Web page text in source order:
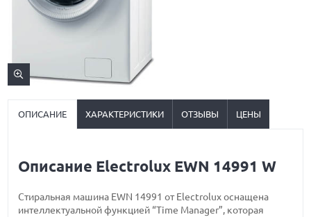
ОПИСАНИЕ ХАРАКТЕРИСТИКИ ОТЗЫВЫ ЦЕНЫ
Описание Electrolux EWN 14991 W
Стиральная машина EWN 14991 от Electrolux оснащена
интеллектуальной функцией “Time Manager”, которая